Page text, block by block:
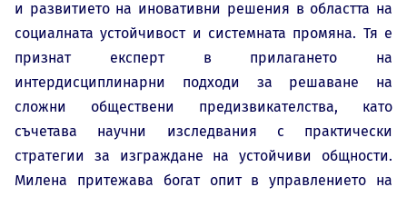
и развитието на иновативни решения в областта на
социалната устойчивост и системната промяна. Тя е
признат експерт в прилагането на
интердисциплинарни подходи за решаване на
сложни обществени предизвикателства, като
съчетава научни изследвания с практически
стратегии за изграждане на устойчиви общности.
Милена притежава богат опит в управлението на